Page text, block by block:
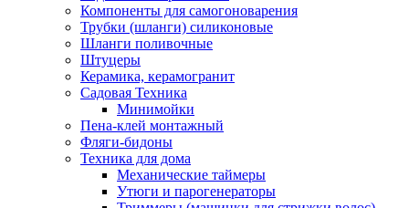
Компоненты для самогоноварения
Трубки (шланги) силиконовые
Шланги поливочные
Штуцеры
Керамика, керамогранит
Садовая Техника
Минимойки
Пена-клей монтажный
Фляги-бидоны
Техника для дома
Механические таймеры
Утюги и парогенераторы